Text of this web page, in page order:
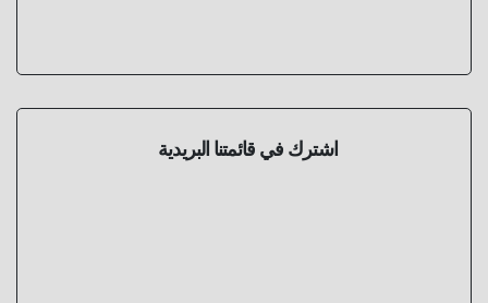
اشترك في قائمتنا البريدية